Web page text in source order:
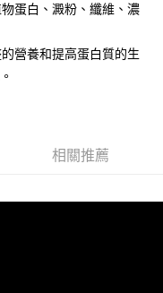
蛋白、澱粉、纖維、濃
營養和提高蛋白質的生
相關推薦